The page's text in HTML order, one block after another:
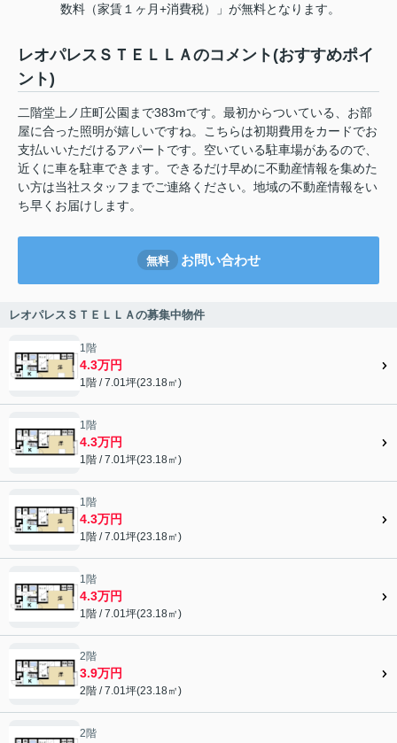
数料（家賃１ヶ月+消費税）」が無料となります。
レオパレスＳＴＥＬＬＡのコメント(おすすめポイ
ント)
二階堂上ノ庄町公園まで383mです。最初からついている、お部
屋に合った照明が嬉しいですね。こちらは初期費用をカードでお
支払いいただけるアパートです。空いている駐車場があるので、
近くに車を駐車できます。できるだけ早めに不動産情報を集めた
い方は当社スタッフまでご連絡ください。地域の不動産情報をい
ち早くお届けします。
無料 お問い合わせ
レオパレスＳＴＥＬＬＡの募集中物件
1階
4.3万円
1階 / 7.01坪(23.18㎡)
1階
4.3万円
1階 / 7.01坪(23.18㎡)
1階
4.3万円
1階 / 7.01坪(23.18㎡)
1階
4.3万円
1階 / 7.01坪(23.18㎡)
2階
3.9万円
2階 / 7.01坪(23.18㎡)
2階